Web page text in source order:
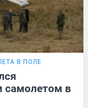
В ПОЛЕ
самолетом в